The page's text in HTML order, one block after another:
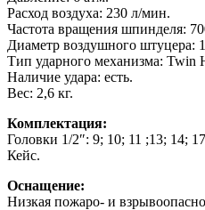
Расход воздуха: 230 л/мин.
Частота вращения шпинделя:
Диаметр воздушного штуцера:
Тип ударного механизма: Twin
Наличие удара: есть.
Вес: 2,6 кг.
Комплектация:
Головки 1/2″: 9; 10; 11 ;13; 14;
Кейс.
Оснащение:
Низкая пожаро- и